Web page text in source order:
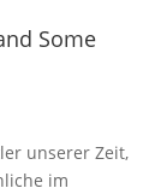
Some
unserer Zeit,
im